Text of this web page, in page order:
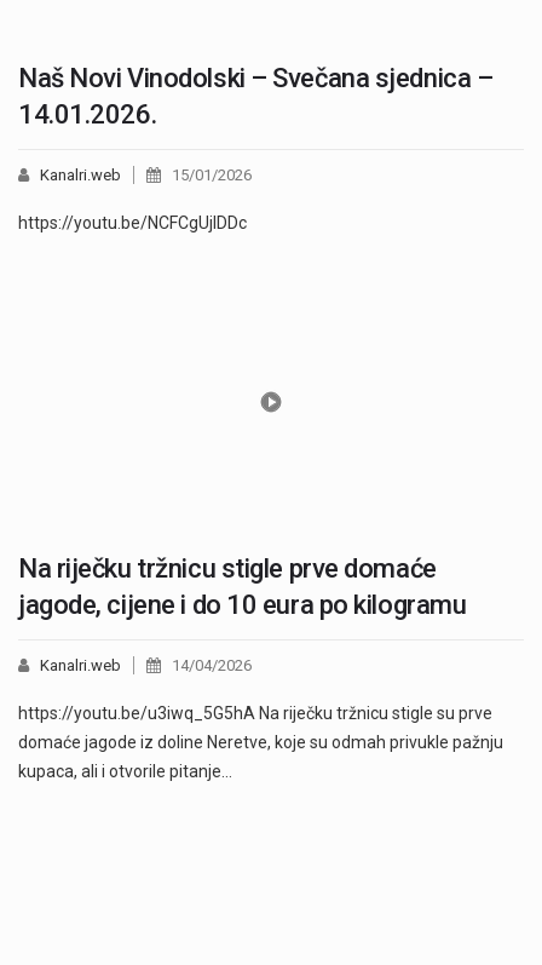
Naš Novi Vinodolski – Svečana sjednica –
14.01.2026.
Kanalri.web 15/01/2026
https://youtu.be/NCFCgUjIDDc
Na riječku tržnicu stigle prve domaće
jagode, cijene i do 10 eura po kilogramu
Kanalri.web 14/04/2026
https://youtu.be/u3iwq_5G5hA Na riječku tržnicu stigle su prve
domaće jagode iz doline Neretve, koje su odmah privukle pažnju
kupaca, ali i otvorile pitanje…